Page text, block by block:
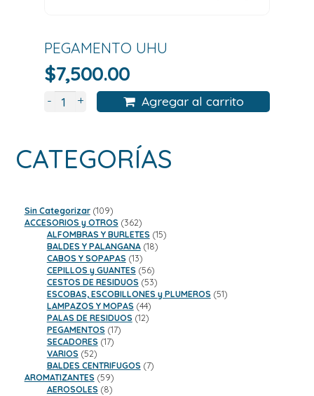
PEGAMENTO UHU
$7,500.00
- + Agregar al carrito
CATEGORÍAS
Sin Categorizar 109109
productos
ACCESORIOS y OTROS 362362
productos
ALFOMBRAS Y BURLETES 1515
BALDES Y PALANGANA 1818
CABOS Y SOPAPAS 1313
productos
CEPILLOS y GUANTES 5656
productos
CESTOS DE RESIDUOS 5353
productos
ESCOBAS, ESCOBILLONES y PLUMEROS 5151
LAMPAZOS Y MOPAS 4444
productos
PALAS DE RESIDUOS 1212
PEGAMENTOS 1717
SECADORES 1717
VARIOS 5252
productos
BALDES CENTRIFUGOS 77
AROMATIZANTES 5959
productos
AEROSOLES 88